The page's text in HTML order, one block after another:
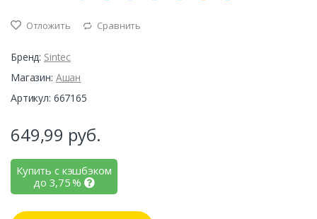
Отложить Сравнить
Бренд: Sintec
Магазин: Ашан
Артикул: 667165
649,99 руб.
Купить с кэшбэком
до 3,75%